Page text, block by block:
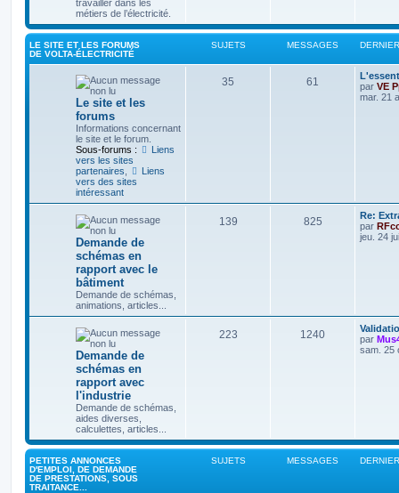
travailler dans les
métiers de l’électricité.
LE SITE ET LES FORUMS
DE VOLTA-ÉLECTRICITÉ
SUJETS MESSAGES
Le site et les
forums
Informations concernant
le site et le forum.
Sous-forums :
Liens
vers les sites
partenaires
Liens
vers des sites
intéressant
35 61
par VE
mar. 21
Demande de
schémas en
rapport avec le
bâtiment
Demande de schémas,
animations, articles...
139 825
Re:
par
jeu. 24
Demande de
schémas en
rapport avec
l'industrie
Demande de schémas,
aides diverses,
calculettes, articles...
223 1240
par
sam. 25
PETITES ANNONCES
D'EMPLOI, DE DEMANDE
DE PRESTATIONS, SOUS
TRAITANCE...
SUJETS MESSAGES